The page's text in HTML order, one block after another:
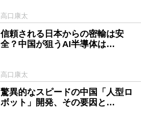
高口康太
信頼される日本からの密輸は安
全？中国が狙うAI半導体は…
高口康太
驚異的なスピードの中国「人型ロ
ボット」開発、その要因と…